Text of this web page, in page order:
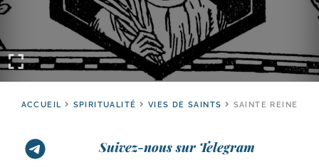
ACCUEIL SPIRITUALITÉ VIES DE SAINTS SAINTE REINE
Suivez-nous sur Telegram